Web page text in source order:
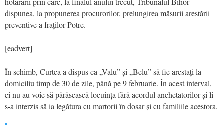
dispunea, la propunerea procurorilor, prelungirea măsurii arestării
preventive a fraților Potre.
[eadvert]
În schimb, Curtea a dispus ca „Valu” și „Belu” să fie arestați la
domiciliu timp de 30 de zile, până pe 9 februarie. În acest interval,
ei nu au voie să părăsească locuința fără acordul anchetatorilor și li
s-a interzis să ia legătura cu martorii în dosar și cu familiile acestora.